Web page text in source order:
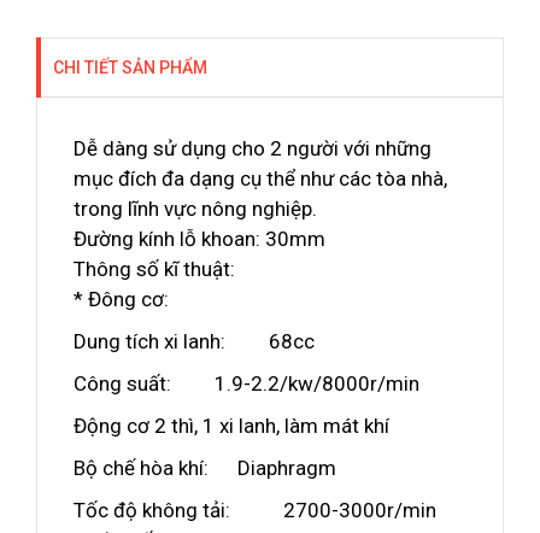
CHI TIẾT SẢN PHẨM
Dễ dàng sử dụng cho 2 người với những
mục đích đa dạng cụ thể như các tòa nhà,
trong lĩnh vực nông nghiệp.
Đường kính lỗ khoan: 30mm
Thông số kĩ thuật:
* Đông cơ:
Dung tích xi lanh: 68cc
Công suất: 1.9-2.2/kw/8000r/min
Động cơ 2 thì, 1 xi lanh, làm mát khí
Bộ chế hòa khí: Diaphragm
Tốc độ không tải: 2700-3000r/min